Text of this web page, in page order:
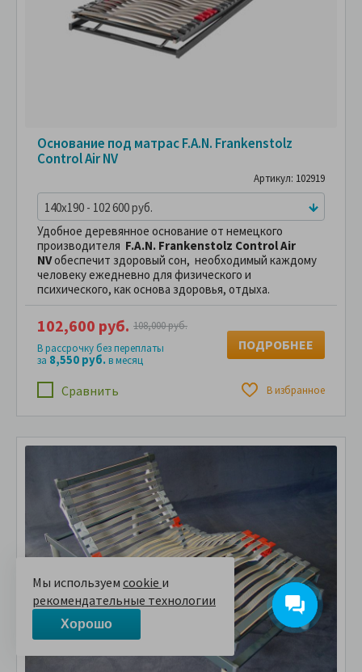
Основание под матрас F.A.N. Frankenstolz
Control Air NV
Артикул: 102919
140x190 - 102 600 руб.
Удобное деревянное основание от немецкого
производителя F.A.N. Frankenstolz Control Air
NVобеcпечит здоровый сон, необходимый каждому
человеку ежедневно для физического и
психического, как основа здоровья, отдыха.
Сравнить В избранное
102,600 руб. 108,000 руб.
В рассрочку без переплаты
за 8,550 руб.в месяц
ПОДРОБНЕЕ
Мы используем cookie и
рекомендательные технологии
Хорошо